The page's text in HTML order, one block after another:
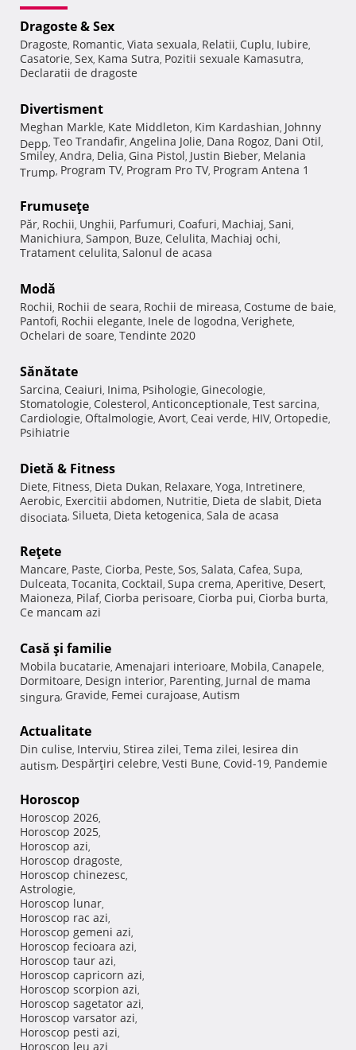
Dragoste & Sex
Dragoste, Romantic, Viata sexuala, Relatii, Cuplu, Iubire,
Casatorie, Sex, Kama Sutra, Pozitii sexuale Kamasutra,
Declaratii de dragoste
Divertisment
Meghan Markle, Kate Middleton, Kim Kardashian, Johnny
Depp, Teo Trandafir, Angelina Jolie, Dana Rogoz, Dani Otil,
Smiley, Andra, Delia, Gina Pistol, Justin Bieber, Melania
Trump, Program TV, Program Pro TV, Program Antena 1
Frumuseţe
Păr, Rochii, Unghii, Parfumuri, Coafuri, Machiaj, Sani,
Manichiura, Sampon, Buze, Celulita, Machiaj ochi,
Tratament celulita, Salonul de acasa
Modă
Rochii, Rochii de seara, Rochii de mireasa, Costume de baie,
Pantofi, Rochii elegante, Inele de logodna, Verighete,
Ochelari de soare, Tendinte 2020
Sănătate
Sarcina, Ceaiuri, Inima, Psihologie, Ginecologie,
Stomatologie, Colesterol, Anticonceptionale, Test sarcina,
Cardiologie, Oftalmologie, Avort, Ceai verde, HIV, Ortopedie,
Psihiatrie
Dietă & Fitness
Diete, Fitness, Dieta Dukan, Relaxare, Yoga, Intretinere,
Aerobic, Exercitii abdomen, Nutritie, Dieta de slabit, Dieta
disociata, Silueta, Dieta ketogenica, Sala de acasa
Reţete
Mancare, Paste, Ciorba, Peste, Sos, Salata, Cafea, Supa,
Dulceata, Tocanita, Cocktail, Supa crema, Aperitive, Desert,
Maioneza, Pilaf, Ciorba perisoare, Ciorba pui, Ciorba burta,
Ce mancam azi
Casă şi familie
Mobila bucatarie, Amenajari interioare, Mobila, Canapele,
Dormitoare, Design interior, Parenting, Jurnal de mama
singura, Gravide, Femei curajoase, Autism
Actualitate
Din culise, Interviu, Stirea zilei, Tema zilei, Iesirea din
autism, Despărţiri celebre, Vesti Bune, Covid-19, Pandemie
Horoscop
Horoscop 2026,
Horoscop 2025,
Horoscop azi,
Horoscop dragoste,
Horoscop chinezesc,
Astrologie,
Horoscop lunar,
Horoscop rac azi,
Horoscop gemeni azi,
Horoscop fecioara azi,
Horoscop taur azi,
Horoscop capricorn azi,
Horoscop scorpion azi,
Horoscop sagetator azi,
Horoscop varsator azi,
Horoscop pesti azi,
Horoscop leu azi